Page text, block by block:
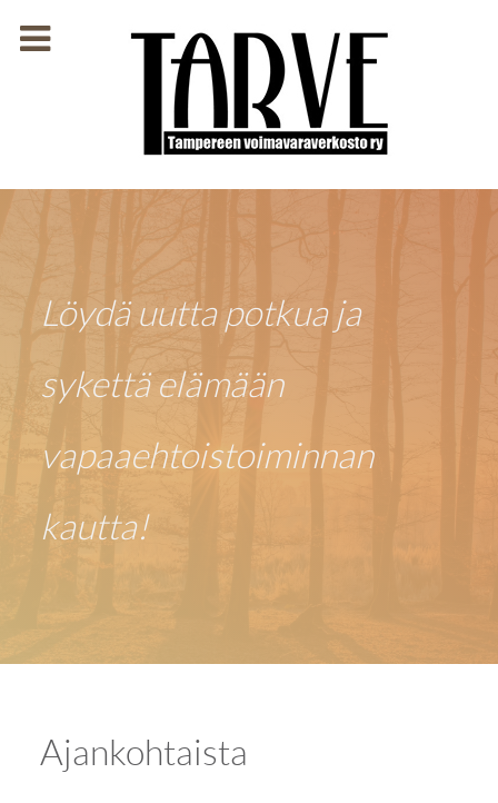
Löydä uutta potkua ja
sykettä elämään
vapaaehtoistoiminnan
kautta!
Ajankohtaista